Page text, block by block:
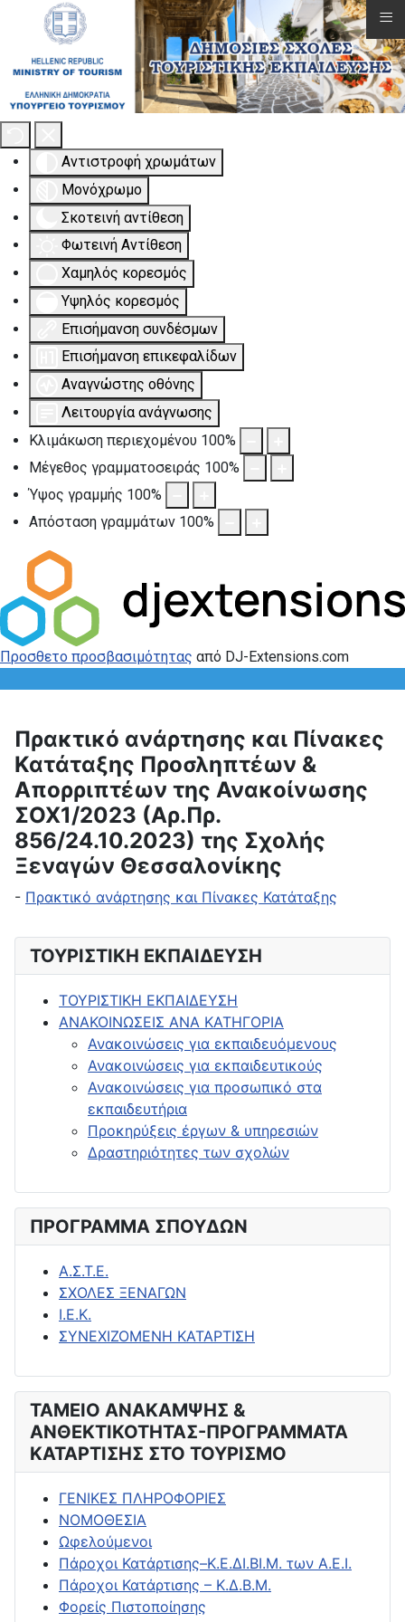
Εργαλειοθήκη Προσβασιμότητας
Αντιστροφή χρωμάτων
Μονόχρωμο
Σκοτεινή αντίθεση
Φωτεινή Αντίθεση
Χαμηλός κορεσμός
Υψηλός κορεσμός
Επισήμανση συνδέσμων
Επισήμανση επικεφαλίδων
Αναγνώστης οθόνης
Λειτουργία ανάγνωσης
Κλιμάκωση περιεχομένου 100%
Μέγεθος γραμματοσειράς 100%
Ύψος γραμμής 100%
Απόσταση γραμμάτων 100%
Προσθετο προσβασιμότητας από DJ-Extensions.com
ΤΟΥΡΙΣΤΙΚΗ ΕΚΠΑΙΔΕΥΣΗ
ΤΟΥΡΙΣΤΙΚΗ ΕΚΠΑΙΔΕΥΣΗ
ΑΝΑΚΟΙΝΩΣΕΙΣ ΑΝΑ ΚΑΤΗΓΟΡΙΑ
Ανακοινώσεις για εκπαιδευόμενους
Ανακοινώσεις για εκπαιδευτικούς
Ανακοινώσεις για προσωπικό στα
εκπαιδευτήρια
Προκηρύξεις έργων & υπηρεσιών
Δραστηριότητες των σχολών
ΠΡΟΓΡΑΜΜΑ ΣΠΟΥΔΩΝ
Α.Σ.Τ.Ε.
ΣΧΟΛΕΣ ΞΕΝΑΓΩΝ
Ι.Ε.Κ.
ΣΥΝΕΧΙΖΟΜΕΝΗ ΚΑΤΑΡΤΙΣΗ
ΤΑΜΕΙΟ ΑΝΑΚΑΜΨΗΣ &
ΑΝΘΕΚΤΙΚΟΤΗΤΑΣ-ΠΡΟΓΡΑΜΜΑΤΑ
ΚΑΤΑΡΤΙΣΗΣ ΣΤΟ ΤΟΥΡΙΣΜΟ
ΓΕΝΙΚΕΣ ΠΛΗΡΟΦΟΡΙΕΣ
ΝΟΜΟΘΕΣΙΑ
Ωφελούμενοι
Πάροχοι Κατάρτισης–Κ.Ε.ΔΙ.ΒΙ.Μ. των Α.Ε.Ι.
Πάροχοι Κατάρτισης – Κ.Δ.Β.Μ.
Φορείς Πιστοποίησης
Πρακτικό ανάρτησης και Πίνακες
Κατάταξης Προσληπτέων &
Απορριπτέων της Ανακοίνωσης
ΣΟΧ1/2023 (Αρ.Πρ.
856/24.10.2023) της Σχολής
Ξεναγών Θεσσαλονίκης
- Πρακτικό ανάρτησης και Πίνακες Κατάταξης
≡